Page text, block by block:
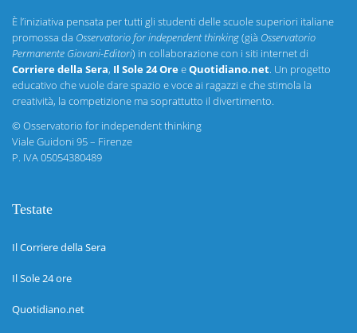
È l’iniziativa pensata per tutti gli studenti delle scuole superiori italiane
promossa da Osservatorio for independent thinking(già Osservatorio
Permanente Giovani-Editori) in collaborazione con i siti internet di
Corriere della Sera, Il Sole 24 OreeQuotidiano.net. Un progetto
educativo che vuole dare spazio e voce ai ragazzi e che stimola la
creatività, la competizione ma soprattutto il divertimento.
©Osservatorio for independent thinking
Viale Guidoni 95 – Firenze
P. IVA 05054380489
Testate
Il Corriere della Sera
Il Sole 24 ore
Quotidiano.net